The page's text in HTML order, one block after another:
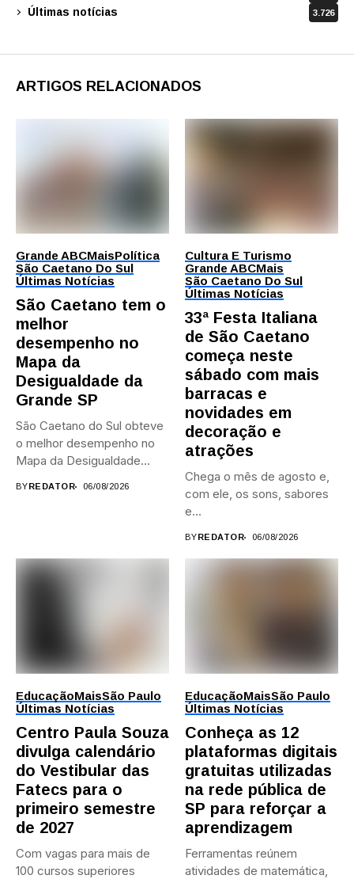
Últimas notícias 3.726
ARTIGOS RELACIONADOS
Grande ABCMaisPolítica
São Caetano Do Sul
Últimas Notícias
São Caetano tem o
melhor
desempenho no
Mapa da
Desigualdade da
Grande SP
São Caetano do Sul obteve
o melhor desempenho no
Mapa da Desigualdade...
BY REDATOR 06/08/2026
Cultura E Turismo
Grande ABCMais
São Caetano Do Sul
Últimas Notícias
33ª Festa Italiana
de São Caetano
começa neste
sábado com mais
barracas e
novidades em
decoração e
atrações
Chega o mês de agosto e,
com ele, os sons, sabores
e...
BY REDATOR 06/08/2026
EducaçãoMaisSão Paulo
Últimas Notícias
Centro Paula Souza
divulga calendário
do Vestibular das
Fatecs para o
primeiro semestre
de 2027
Com vagas para mais de
100 cursos superiores
EducaçãoMaisSão Paulo
Últimas Notícias
Conheça as 12
plataformas digitais
gratuitas utilizadas
na rede pública de
SP para reforçar a
aprendizagem
Ferramentas reúnem
atividades de matemática,